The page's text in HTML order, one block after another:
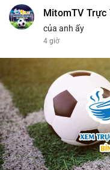
MitomTV
của anh ấy
4 giờ